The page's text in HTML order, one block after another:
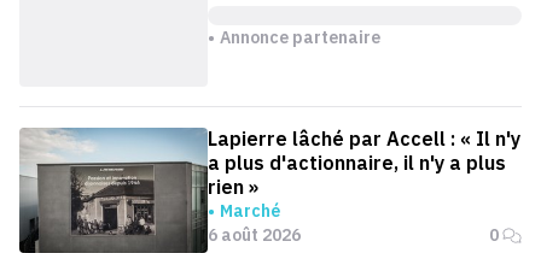
Annonce partenaire
Lapierre lâché par Accell : « Il n'y
a plus d'actionnaire, il n'y a plus
rien »
Marché
6 août 2026
0